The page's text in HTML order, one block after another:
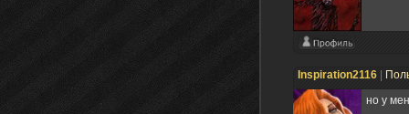
Inspiration2116
но у